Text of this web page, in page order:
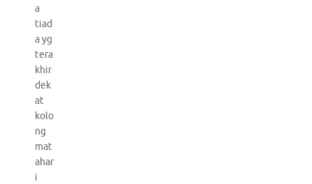
a
tiad
a yg
tera
khir
dek
at
kolo
ng
mat
ahar
i